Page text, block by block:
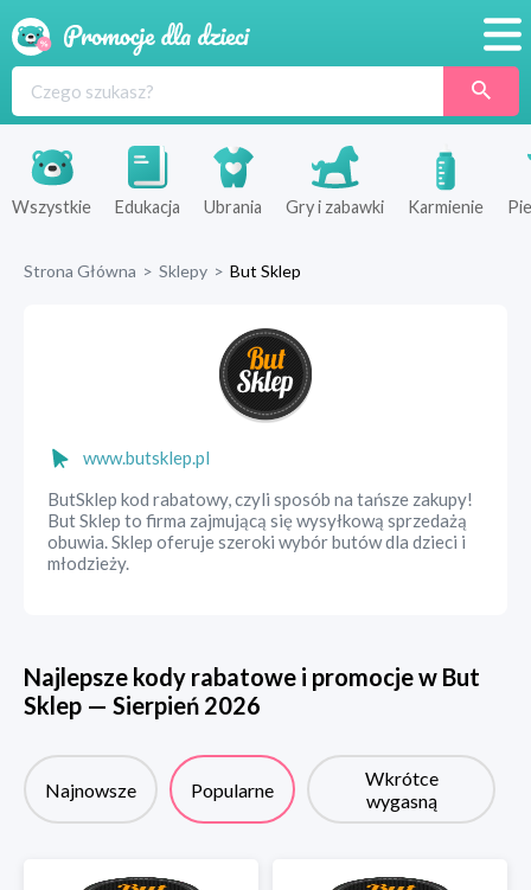
Produkty
Sklepy
Wszystkie Edukacja Ubrania Gry i zabawki Karmienie
Strona Główna > Sklepy > But Sklep
www.butsklep.pl
ButSklep kod rabatowy, czyli sposób na tańsze zakupy!
But Sklep to firma zajmującą się wysyłkową sprzedażą
obuwia. Sklep oferuje szeroki wybór butów dla dzieci i
młodzieży.
Najlepsze kody rabatowe i promocje w But
Sklep — Sierpień 2026
Najnowsze Popularne
Wkrótce
wygasną